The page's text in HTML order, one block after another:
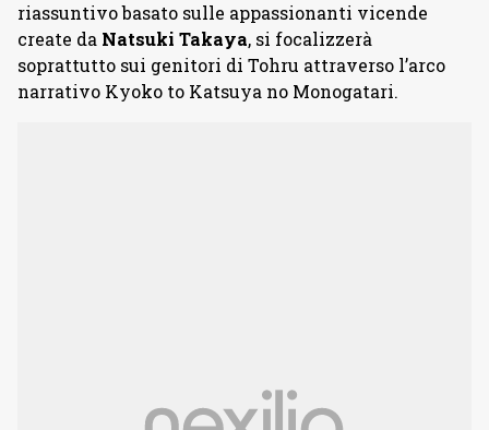
riassuntivo basato sulle appassionanti vicende
create da Natsuki Takaya, si focalizzerà
soprattutto sui genitori di Tohru attraverso l’arco
narrativo Kyоko to Katsuya no Monogatari.